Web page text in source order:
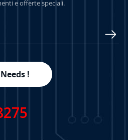
e offerte speciali.
!